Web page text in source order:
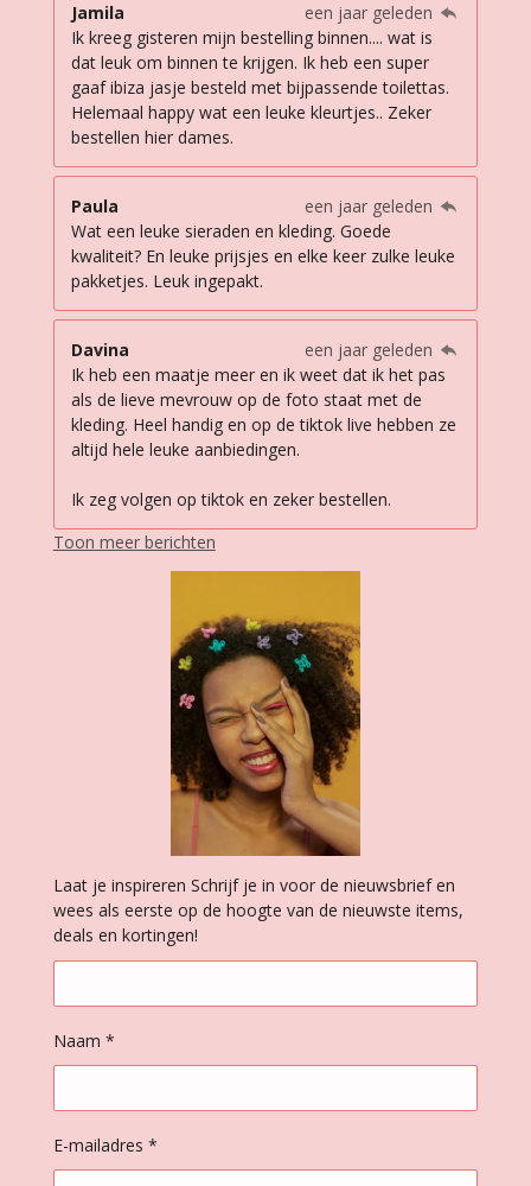
Jamila
een jaar geleden
Ik kreeg gisteren mijn bestelling binnen.... wat is
dat leuk om binnen te krijgen. Ik heb een super
gaaf ibiza jasje besteld met bijpassende toilettas.
Helemaal happy wat een leuke kleurtjes.. Zeker
bestellen hier dames.
Paula
een jaar geleden
Wat een leuke sieraden en kleding. Goede
kwaliteit? En leuke prijsjes en elke keer zulke leuke
pakketjes. Leuk ingepakt.
Davina
een jaar geleden
Ik heb een maatje meer en ik weet dat ik het pas
als de lieve mevrouw op de foto staat met de
kleding. Heel handig en op de tiktok live hebben ze
altijd hele leuke aanbiedingen.
Ik zeg volgen op tiktok en zeker bestellen.
Toon meer berichten
Laat je inspireren Schrijf je in voor de nieuwsbrief en
wees als eerste op de hoogte van de nieuwste items,
deals en kortingen!
Naam *
E-mailadres *